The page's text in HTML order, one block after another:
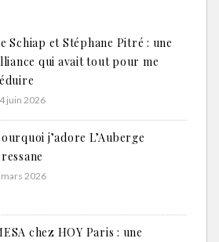
Schiap et Stéphane Pitré : une
qui avait tout pour me
juin 2026
j’adore L’Auberge
2026
chez HOY Paris : une